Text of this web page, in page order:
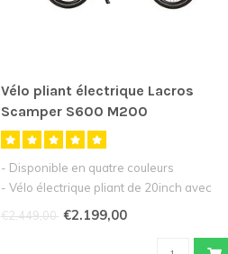
Vélo pliant électrique Lacros
Scamper S600 M200
- Disponible en quatre couleurs
- Vélo électrique pliant de 20inch avec
€2.449,00 €2.199,00